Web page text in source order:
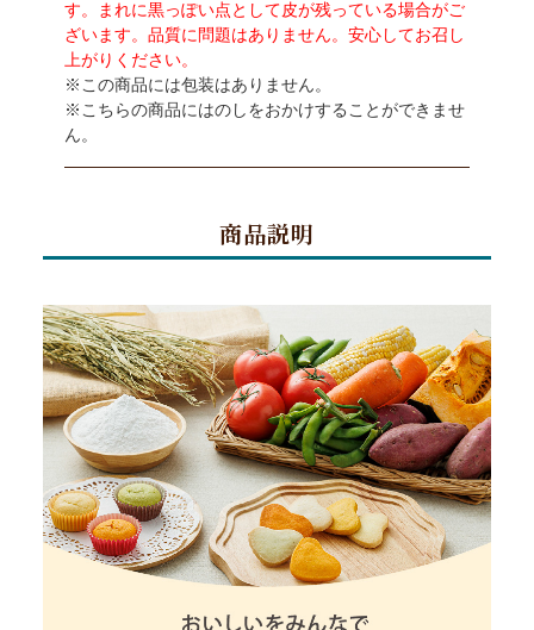
す。まれに黒っぽい点として皮が残っている場合がご
ざいます。品質に問題はありません。安心してお召し
上がりください。
※この商品には包装はありません。
※こちらの商品にはのしをおかけすることができませ
ん。
商品説明